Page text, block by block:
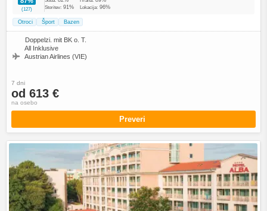
(127) Storitev: 91% Lokacija: 96%
Otroci Šport Bazen
Doppelzi. mit BK o. T.
All Inklusive
Austrian Airlines (VIE)
7 dni
od 613 €
na osebo
Preveri